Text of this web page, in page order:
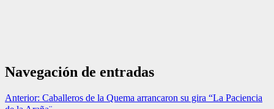
Navegación de entradas
Anterior: Caballeros de la Quema arrancaron su gira “La Paciencia